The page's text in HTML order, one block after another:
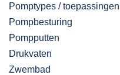
Pomptypes / toepassingen
Pompbesturing
Pompputten
Drukvaten
Zwembad